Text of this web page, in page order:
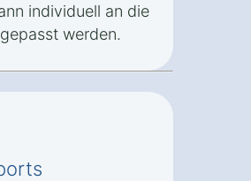
individuell an die
werden.